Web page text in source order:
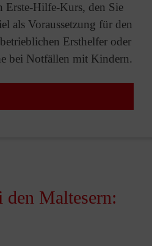
Erste-Hilfe-Kurs, den Sie
als Voraussetzung für den
Ersthelfer oder
bei Notfällen mit Kindern.
Maltesern: